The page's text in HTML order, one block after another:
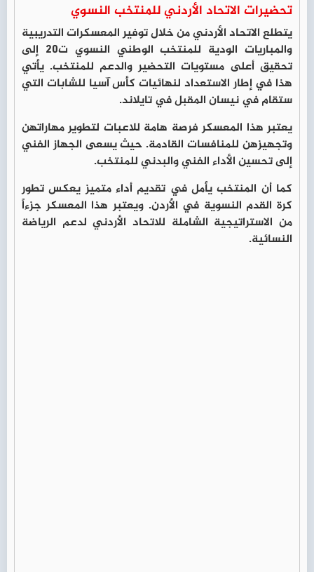
تحضيرات الاتحاد الأردني للمنتخب النسوي
يتطلع الاتحاد الأردني من خلال توفير المعسكرات التدريبية
والمباريات الودية للمنتخب الوطني النسوي ت20 إلى
تحقيق أعلى مستويات التحضير والدعم للمنتخب. يأتي
هذا في إطار الاستعداد لنهائيات كأس آسيا للشابات التي
ستقام في نيسان المقبل في تايلاند.
يعتبر هذا المعسكر فرصة هامة للاعبات لتطوير مهاراتهن
وتجهيزهن للمنافسات القادمة. حيث يسعى الجهاز الفني
إلى تحسين الأداء الفني والبدني للمنتخب.
كما أن المنتخب يأمل في تقديم أداء متميز يعكس تطور
كرة القدم النسوية في الأردن. ويعتبر هذا المعسكر جزءاً
من الاستراتيجية الشاملة للاتحاد الأردني لدعم الرياضة
النسائية.